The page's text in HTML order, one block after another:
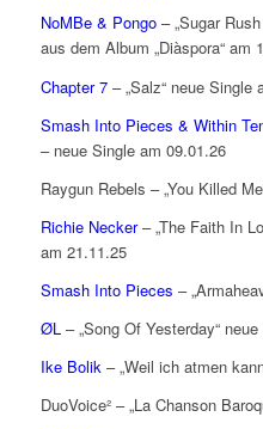
NoMBe & Pongo– „Sugar
aus dem Album „Diàspora“ am
Chapter 7– „Salz“ neue Single
Smash Into Pieces & Within
– neue Single am 09.01.26
Raygun Rebels – „You Killed
Richie Necker– „The Faith In
am 21.11.25
Smash Into Pieces –
ØL – „Song Of Yesterday“
Ike Bolik – „Weil ich atmen
DuoVoice² – „La Chanson